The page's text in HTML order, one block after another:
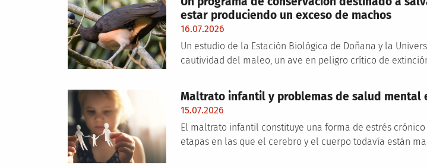
estar produciendo un exceso de machos
16.07.2026
Un estudio de la Estación Biológica de Doñana y la
cautividad del maleo, un ave en peligro crítico de
Maltrato infantil y problemas de salud mental
15.07.2026
El maltrato infantil constituye una forma de estrés
etapas en las que el cerebro y el cuerpo todavía están